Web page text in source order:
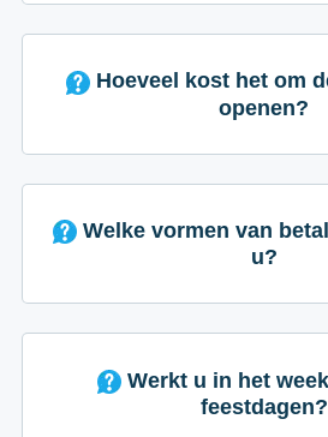
Hoeveel kost het om de voordeur te
openen?
Welke vormen van betaling accepteert
u?
Werkt u in het weekend en op
feestdagen?